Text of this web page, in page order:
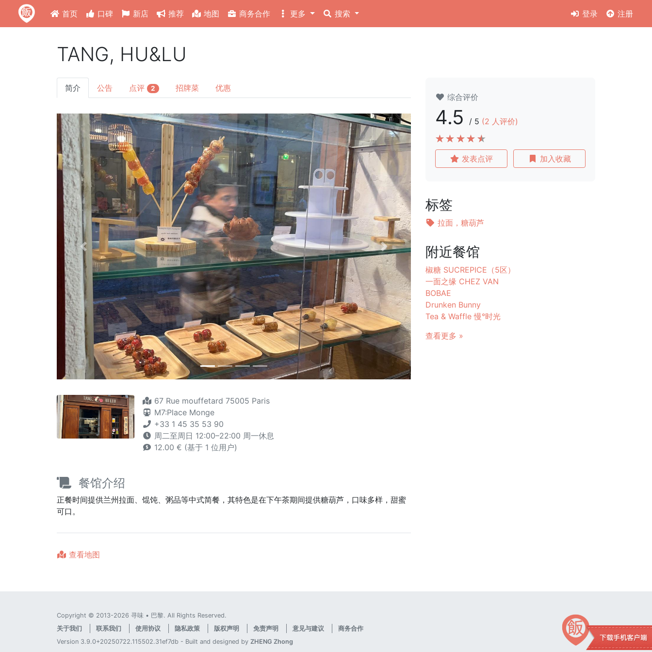
首页 口碑 新店 推荐 地图 商务合作 更多 搜索 登录 注册
TANG, HU&LU
简介 公告 点评 2 招牌菜 优惠
Previous Next
67 Rue mouffetard 75005 Paris
M7:Place Monge
+33 1 45 35 53 90
周二至周日 12:00–22:00 周一休息
12.00 € (基于 1 位用户)
餐馆介绍
正餐时间提供兰州拉面、馄饨、粥品等中式简餐，其特色是在下午茶期间提供糖葫芦，口味多样，甜蜜
可口。
查看地图
综合评价
4.5 / 5 (2 人评价)
发表点评 加入收藏
标签
拉面，糖葫芦
附近餐馆
椒糖 SUCREPICE（5区）
一面之缘 CHEZ VAN
BOBAE
Drunken Bunny
Tea & Waffle 慢°时光
查看更多 »
Copyright © 2013-2026 寻味 • 巴黎. All Rights Reserved.
关于我们
联系我们 使用协议 隐私政策 版权声明 免责声明 意见与建议
商务合作
Version 3.9.0+20250722.115502.31ef7db - Built and designed by ZHENG Zhong